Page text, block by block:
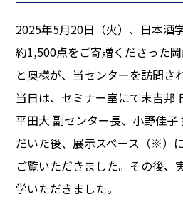
2025年5月20日（火）、日本酒
約1,500点をご寄贈くださった
と奥様が、当センターを訪問さ
当日は、セミナー室にて末吉邦
平田大 副センター長、小野佳
だいた後、展示スペース（※）
ご覧いただきました。その後、
学いただきました。